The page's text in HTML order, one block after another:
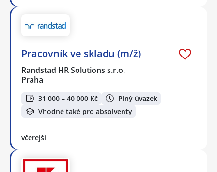
Pracovník ve skladu (m/ž)
Randstad HR Solutions s.r.o.
Praha
31 000 – 40 000 Kč
Plný úvazek
Vhodné také pro absolventy
včerejší